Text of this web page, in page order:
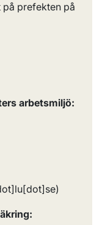
prefekten på
arbetsmiljö: